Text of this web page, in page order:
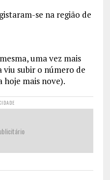
se na região de
uma vez mais
viu subir o número de
mais nove).